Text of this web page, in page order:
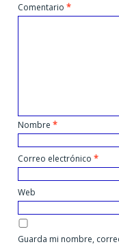
Comentario*
Nombre*
Correo electrónico*
Web
Guarda mi nombre,